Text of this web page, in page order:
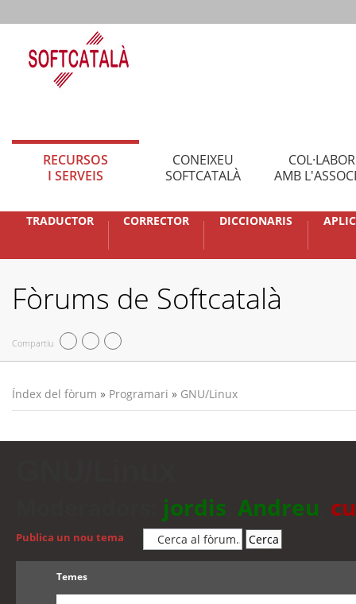
RECURSOS
I SERVEIS
CONEIXEU
SOFTCATALÀ
AMB
TRADUCTOR CORRECTOR DICCIONARIS
Fòrums de Softcatalà
Compartiu
Índex del fòrum » Programari » GNU/Linux
jordis Andreu
Publica un nou tema
Temes